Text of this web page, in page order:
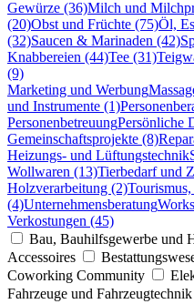
Gewürze (36)Milch und
(20)Obst und Früchte (75)Öl,
(32)Saucen & Marinaden (42)
Knabbereien (44)Tee (31)
(9)
Marketing und Werbung
und Instrumente (1)
PersonenbetreuungPersönliche
Gemeinschaftsprojekte (8)
Heizungs- und Lüftungstechnik
Wollwaren (13)Tierbedarf und
Holzverarbeitung (2)
(4)Unternehmensberatung
Verkostungen (45)
Bau, Bauhilfsgewerbe und
Accessoires
Coworking Community
Fahrzeuge und Fahrzeugtechnik